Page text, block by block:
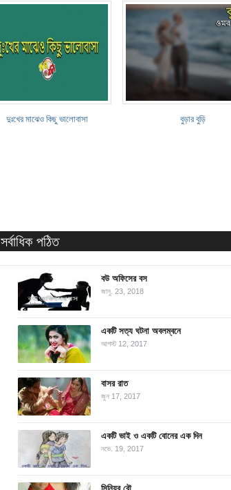
দুঃখের মাঝেও কিছু ভালোবাসা বুড়ার বুড়ি
সর্বাধিক পঠিত
বউ অফিসের বস
জানু. 23, 2018
একটি সত্য ঘটনা অবলম্বনে
আগস্ট 12, 2017
বাসর রাত
জুন 17, 2017
একটি ভাই ও একটি বোনের এক দিন
নভে. 19, 2017